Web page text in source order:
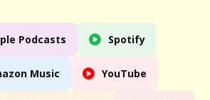
Podcasts Spotify
Music YouTube